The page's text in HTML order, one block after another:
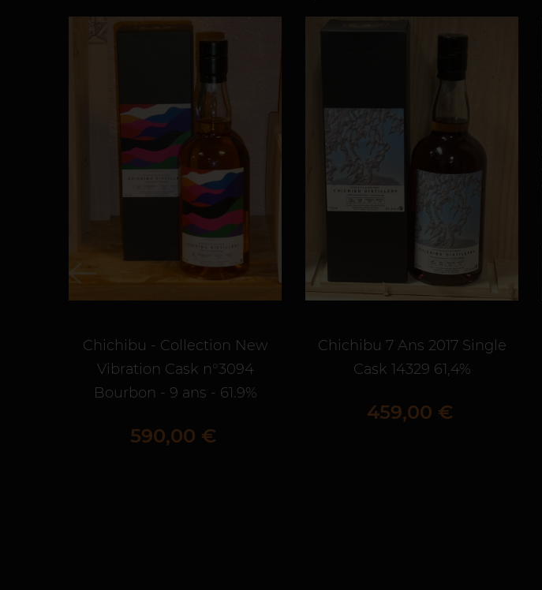
Chichibu - Collection New
Vibration Cask n°3094
Bourbon - 9 ans - 61.9%
Prix
590,00 €
Chichibu 7 Ans 2017 Single
Cask 14329 61,4%
Prix
459,00 €